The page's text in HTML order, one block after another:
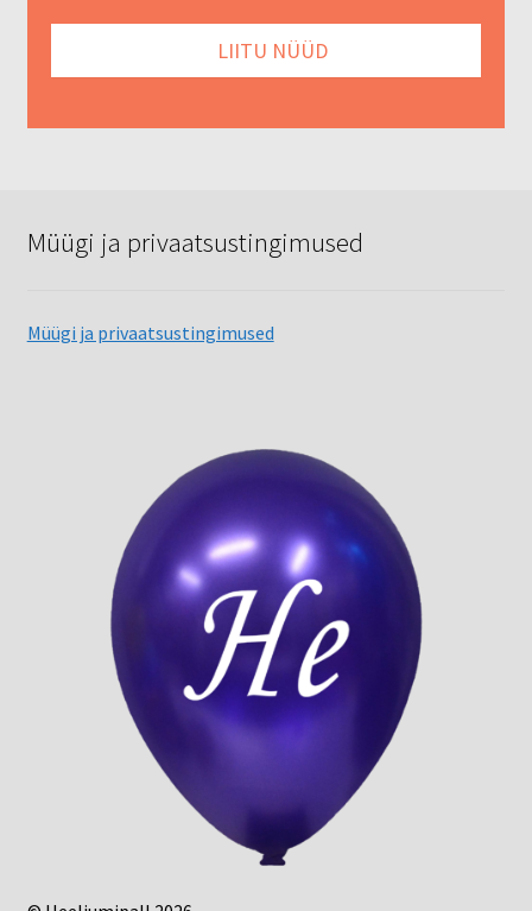
Müügi ja privaatsustingimused
Müügi ja privaatsustingimused